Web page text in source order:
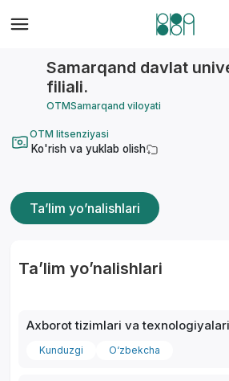
Samarqand davlat
filiali.
OTMSamarqand viloyati
OTM litsenziyasi
Ko'rish va yuklab olish
Ta’lim yo’nalishlari
Ta’lim yo’nalishlari
Axborot tizimlari va texnologiyalari
Kunduzgi O‘zbekcha